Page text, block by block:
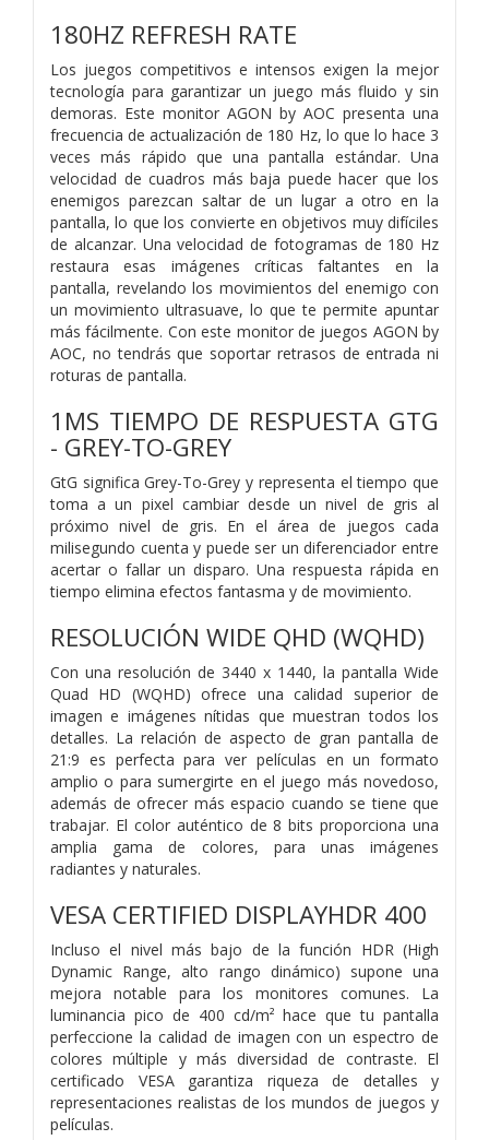
180HZ REFRESH RATE
Los juegos competitivos e intensos exigen la mejor
tecnología para garantizar un juego más fluido y sin
demoras. Este monitor AGON by AOC presenta una
frecuencia de actualización de 180 Hz, lo que lo hace 3
veces más rápido que una pantalla estándar. Una
velocidad de cuadros más baja puede hacer que los
enemigos parezcan saltar de un lugar a otro en la
pantalla, lo que los convierte en objetivos muy difíciles
de alcanzar. Una velocidad de fotogramas de 180 Hz
restaura esas imágenes críticas faltantes en la
pantalla, revelando los movimientos del enemigo con
un movimiento ultrasuave, lo que te permite apuntar
más fácilmente. Con este monitor de juegos AGON by
AOC, no tendrás que soportar retrasos de entrada ni
roturas de pantalla.
1MS TIEMPO DE RESPUESTA GTG
- GREY-TO-GREY
GtG significa Grey-To-Grey y representa el tiempo que
toma a un pixel cambiar desde un nivel de gris al
próximo nivel de gris. En el área de juegos cada
milisegundo cuenta y puede ser un diferenciador entre
acertar o fallar un disparo. Una respuesta rápida en
tiempo elimina efectos fantasma y de movimiento.
RESOLUCIÓN WIDE QHD (WQHD)
Con una resolución de 3440 x 1440, la pantalla Wide
Quad HD (WQHD) ofrece una calidad superior de
imagen e imágenes nítidas que muestran todos los
detalles. La relación de aspecto de gran pantalla de
21:9 es perfecta para ver películas en un formato
amplio o para sumergirte en el juego más novedoso,
además de ofrecer más espacio cuando se tiene que
trabajar. El color auténtico de 8 bits proporciona una
amplia gama de colores, para unas imágenes
radiantes y naturales.
VESA CERTIFIED DISPLAYHDR 400
Incluso el nivel más bajo de la función HDR (High
Dynamic Range, alto rango dinámico) supone una
mejora notable para los monitores comunes. La
luminancia pico de 400 cd/m² hace que tu pantalla
perfeccione la calidad de imagen con un espectro de
colores múltiple y más diversidad de contraste. El
certificado VESA garantiza riqueza de detalles y
representaciones realistas de los mundos de juegos y
películas.